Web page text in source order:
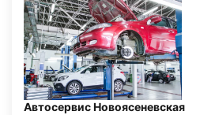
Автосервис Новоясеневская